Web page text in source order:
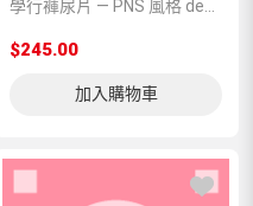
$245.00
加入購物車